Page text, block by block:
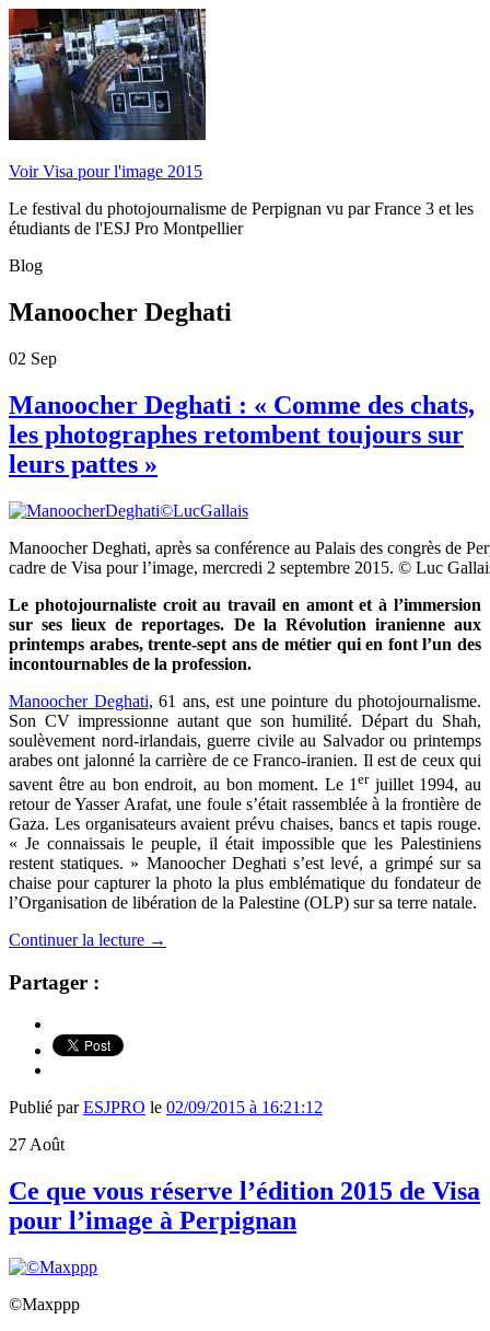
Voir Visa pour l'image 2015
Le festival du photojournalisme de Perpignan vu par France 3 et les
étudiants de l'ESJ Pro Montpellier
Blog
Manoocher Deghati
02 Sep
Manoocher Deghati : « Comme des chats,
les photographes retombent toujours sur
leurs pattes »
Manoocher Deghati, après sa conférence au Palais des congrès de
cadre de Visa pour l’image, mercredi 2 septembre 2015. © Luc
Le photojournaliste croit au travail en amont et à l’immersion
sur ses lieux de reportages. De la Révolution iranienne aux
printemps arabes, trente-sept ans de métier qui en font l’un des
incontournables de la profession.
Manoocher Deghati, 61 ans, est une pointure du photojournalisme.
Son CV impressionne autant que son humilité. Départ du Shah,
soulèvement nord-irlandais, guerre civile au Salvador ou printemps
arabes ont jalonné la carrière de ce Franco-iranien. Il est de ceux qui
savent être au bon endroit, au bon moment. Le 1erjuillet 1994, au
retour de Yasser Arafat, une foule s’était rassemblée à la frontière de
Gaza. Les organisateurs avaient prévu chaises, bancs et tapis rouge.
« Je connaissais le peuple, il était impossible que les Palestiniens
restent statiques. » Manoocher Deghati s’est levé, a grimpé sur sa
chaise pour capturer la photo la plus emblématique du fondateur de
l’Organisation de libération de la Palestine (OLP) sur sa terre natale.
Continuer la lecture →
Partager :
Publié parESJPRO le 02/09/2015 à 16:21:12
27 Août
Ce que vous réserve l’édition 2015 de Visa
pour l’image à Perpignan
©Maxppp